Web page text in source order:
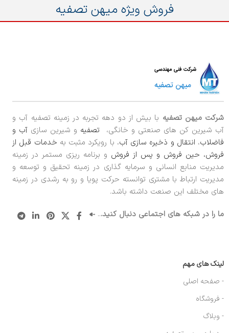
فروش ویژه میهن تصفیه
شرکت میهن تصفیه با بیش از دو دهه تجربه در زمینه تصفیه آب و
آب شیرین کن های صنعتی و خانگی،
تصفیه و شیرین سازی آب و
فاضلاب، انتقال و ذخیره سازی آب، با رویکرد مثبت به خدمات قبل از
فروش، حین فروش و پس از فروش و برنامه ریزی مستمر در زمینه
مدیریت منابع انسانی و سرمایه گذاری در زمینه تحقیق و توسعه و
مدیریت ارتباط با مشتری توانسته حرکت پویا و رو به رشدی در زمینه
های مختلف این صنعت داشته باشد.
ما را در شبکه های اجتماعی دنبال کنید...
لینک های مهم
- صفحه اصلی
- فروشگاه
- وبلاگ